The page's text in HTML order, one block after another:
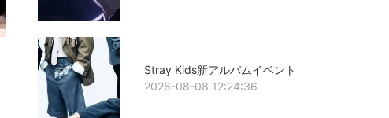
Stray Kids新アルバムイベント
2026-08-08 12:24:36